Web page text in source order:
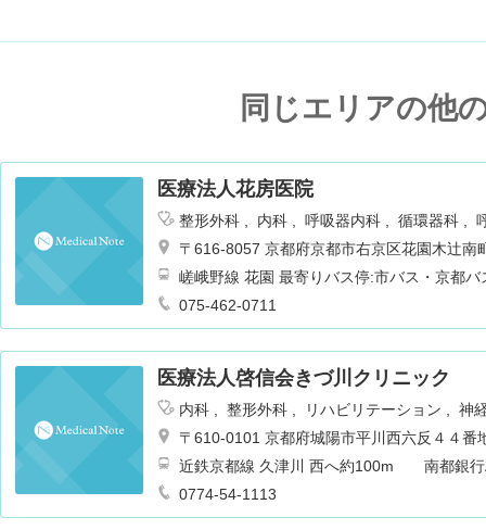
同じエリアの他
医療法人花房医院
整形外科 内科 呼吸器内科 循環器科
ション
〒616-8057 京都府京都市右京区花園木辻南
嵯峨野線 花園 最寄りバス停:市バス・京都
075-462-0711
医療法人啓信会きづ川クリニック
内科 整形外科 リハビリテーション
神
器科
耳鼻咽喉科
〒610-0101 京都府城陽市平川西六反４４番
近鉄京都線 久津川 西へ約100m 南都銀行
0774-54-1113